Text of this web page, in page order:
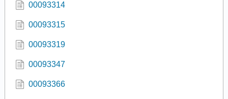
00093314
00093315
00093319
00093347
00093366